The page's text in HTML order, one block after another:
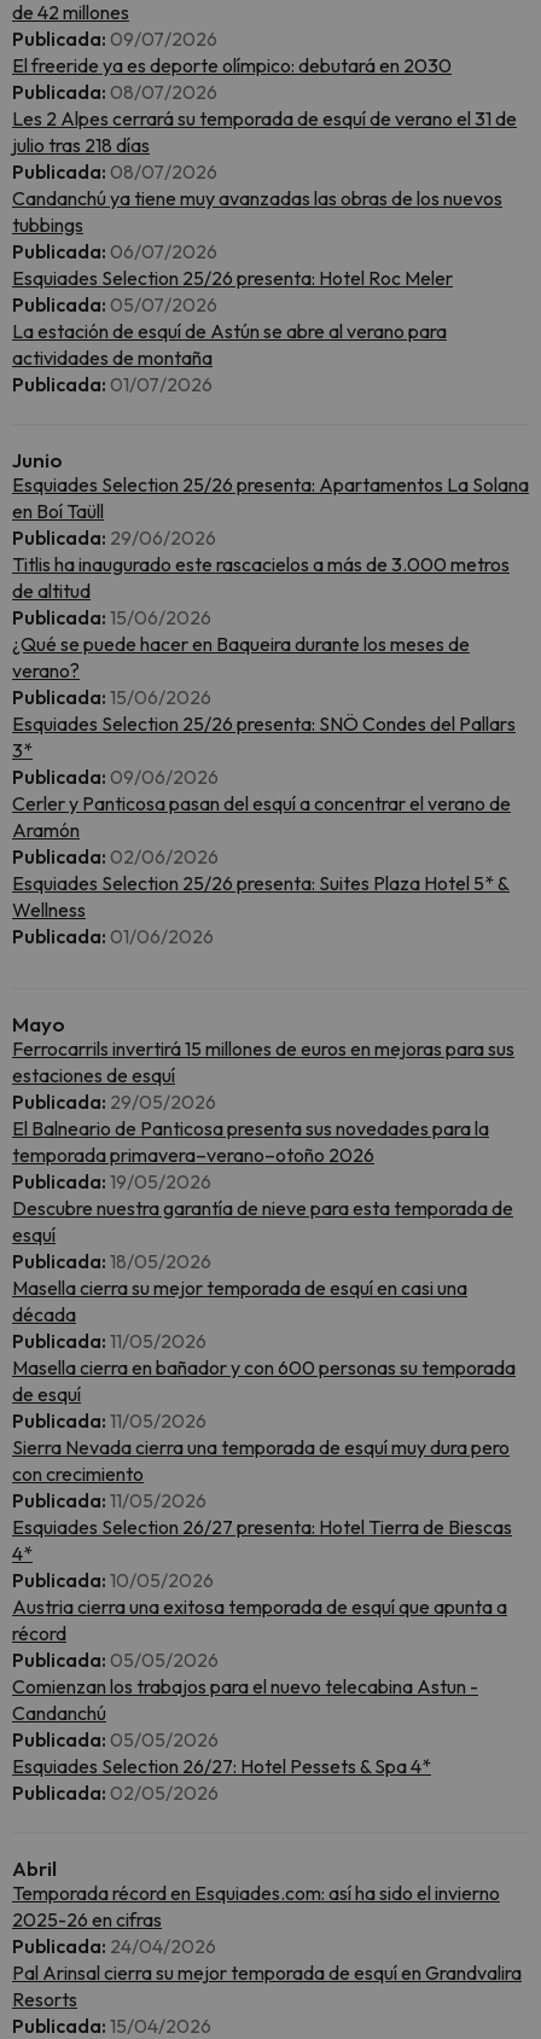
de 42 millones
Publicada: 09/07/2026
El freeride ya es deporte olímpico: debutará en 2030
Publicada: 08/07/2026
Les 2 Alpes cerrará su temporada de esquí de verano el 31 de
julio tras 218 días
Publicada: 08/07/2026
Candanchú ya tiene muy avanzadas las obras de los nuevos
tubbings
Publicada: 06/07/2026
Esquiades Selection 25/26 presenta: Hotel Roc Meler
Publicada: 05/07/2026
La estación de esquí de Astún se abre al verano para
actividades de montaña
Publicada: 01/07/2026
Junio
Esquiades Selection 25/26 presenta: Apartamentos La Solana
en Boí Taüll
Publicada: 29/06/2026
Titlis ha inaugurado este rascacielos a más de 3.000 metros
de altitud
Publicada: 15/06/2026
¿Qué se puede hacer en Baqueira durante los meses de
verano?
Publicada: 15/06/2026
Esquiades Selection 25/26 presenta: SNÖ Condes del Pallars
3*
Publicada: 09/06/2026
Cerler y Panticosa pasan del esquí a concentrar el verano de
Aramón
Publicada: 02/06/2026
Esquiades Selection 25/26 presenta: Suites Plaza Hotel 5* &
Wellness
Publicada: 01/06/2026
Mayo
Ferrocarrils invertirá 15 millones de euros en mejoras para sus
estaciones de esquí
Publicada: 29/05/2026
El Balneario de Panticosa presenta sus novedades para la
temporada primavera–verano–otoño 2026
Publicada: 19/05/2026
Descubre nuestra garantía de nieve para esta temporada de
esquí
Publicada: 18/05/2026
Masella cierra su mejor temporada de esquí en casi una
década
Publicada: 11/05/2026
Masella cierra en bañador y con 600 personas su temporada
de esquí
Publicada: 11/05/2026
Sierra Nevada cierra una temporada de esquí muy dura pero
con crecimiento
Publicada: 11/05/2026
Esquiades Selection 26/27 presenta: Hotel Tierra de Biescas
4*
Publicada: 10/05/2026
Austria cierra una exitosa temporada de esquí que apunta a
récord
Publicada: 05/05/2026
Comienzan los trabajos para el nuevo telecabina Astun -
Candanchú
Publicada: 05/05/2026
Esquiades Selection 26/27: Hotel Pessets & Spa 4*
Publicada: 02/05/2026
Abril
Temporada récord en Esquiades.com: así ha sido el invierno
2025-26 en cifras
Publicada: 24/04/2026
Pal Arinsal cierra su mejor temporada de esquí en Grandvalira
Resorts
Publicada: 15/04/2026